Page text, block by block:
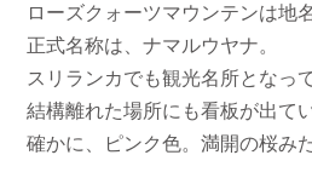
ローズクォーツマウンテンは地
正式名称は、ナマルウヤナ。
スリランカでも観光名所となっ
結構離れた場所にも看板が出て
確かに、ピンク色。満開の桜み